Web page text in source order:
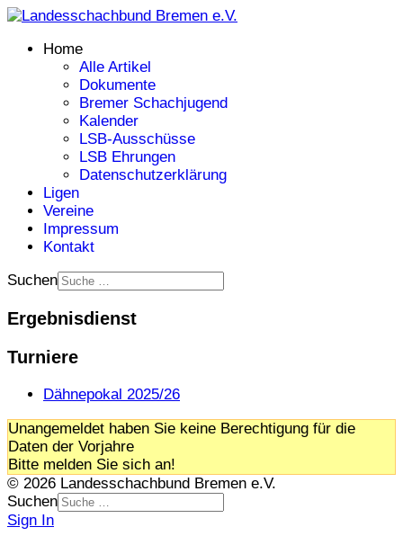
Home
Alle Artikel
Dokumente
Bremer Schachjugend
Kalender
LSB-Ausschüsse
LSB Ehrungen
Datenschutzerklärung
Ligen
Vereine
Impressum
Kontakt
Suchen
Ergebnisdienst
Turniere
Dähnepokal 2025/26
Unangemeldet haben Sie keine Berechtigung für die
Daten der Vorjahre
Bitte melden Sie sich an!
© 2026 Landesschachbund Bremen e.V.
Suchen
Sign In